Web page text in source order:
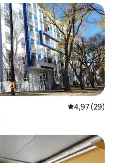
Átlagos
4,97 (29)